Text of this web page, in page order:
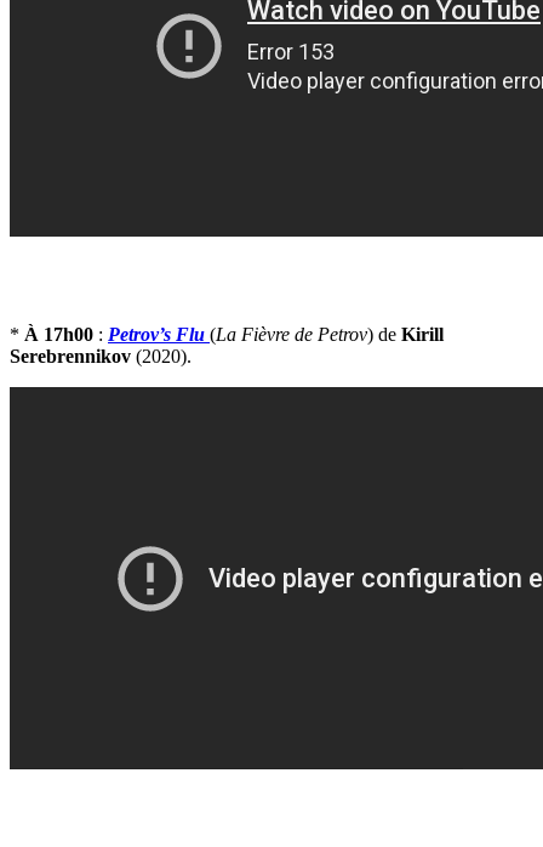
* À 17h00 : Petrov’s Flu (La Fièvre de Petrov) de Kirill
Serebrennikov (2020).